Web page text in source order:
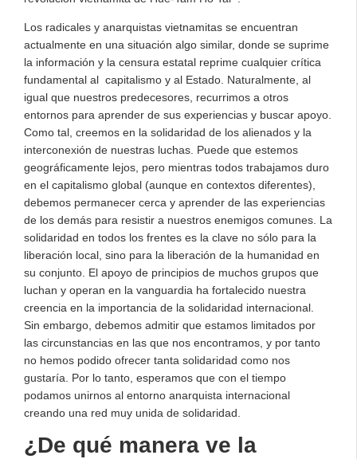
Los radicales y anarquistas vietnamitas se encuentran
actualmente en una situación algo similar, donde se suprime
la información y la censura estatal reprime cualquier crítica
fundamental al capitalismo y al Estado. Naturalmente, al
igual que nuestros predecesores, recurrimos a otros
entornos para aprender de sus experiencias y buscar apoyo.
Como tal, creemos en la solidaridad de los alienados y la
interconexión de nuestras luchas. Puede que estemos
geográficamente lejos, pero mientras todos trabajamos duro
en el capitalismo global (aunque en contextos diferentes),
debemos permanecer cerca y aprender de las experiencias
de los demás para resistir a nuestros enemigos comunes. La
solidaridad en todos los frentes es la clave no sólo para la
liberación local, sino para la liberación de la humanidad en
su conjunto. El apoyo de principios de muchos grupos que
luchan y operan en la vanguardia ha fortalecido nuestra
creencia en la importancia de la solidaridad internacional.
Sin embargo, debemos admitir que estamos limitados por
las circunstancias en las que nos encontramos, y por tanto
no hemos podido ofrecer tanta solidaridad como nos
gustaría. Por lo tanto, esperamos que con el tiempo
podamos unirnos al entorno anarquista internacional
creando una red muy unida de solidaridad.
¿De qué manera ve la